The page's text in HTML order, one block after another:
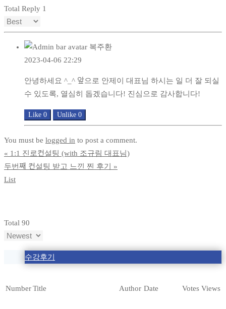
Total Reply 1
복주환
2023-04-06 22:29
안녕하세요 ^_^ 앞으로 안제이 대표님 하시는 일 더 잘 되실
수 있도록, 열심히 돕겠습니다! 진심으로 감사합니다!
Like 0 Unlike 0
You must be logged in to post a comment.
« 1:1 진로컨설팅 (with 조규림 대표님)
두번째 컨설팅 받고 느낀 찐 후기
»
List
Total 90
수강후기
NumberTitle Author Date Votes Views